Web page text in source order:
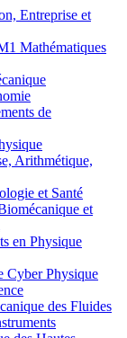
Entreprise et
Mathématiques
de
Arithmétique,
et Santé
et
en Physique
Cyber Physique
des Fluides